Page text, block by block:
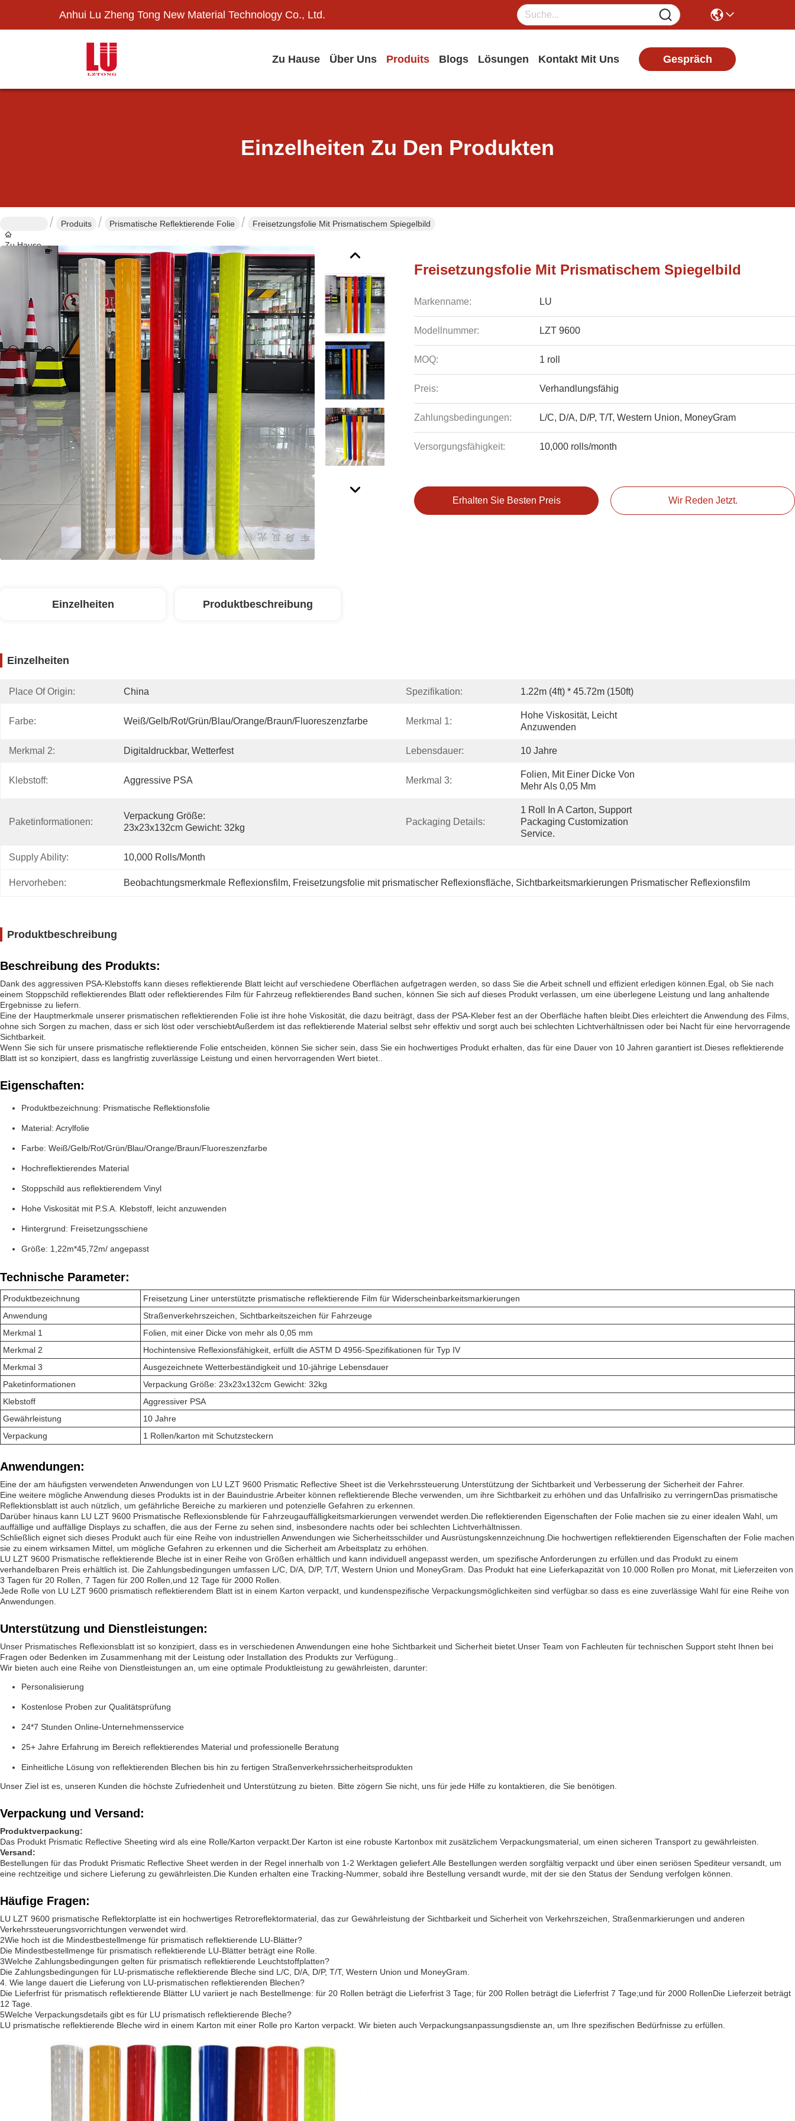
Anhui Lu Zheng Tong New Material Technology Co., Ltd.
Zu Hause Über Uns Produits Blogs Lösungen Kontakt Mit Uns Gespräch
Einzelheiten Zu Den Produkten
Zu Hause
Produits Prismatische Reflektierende Folie Freisetzungsfolie Mit Prismatischem Spiegelbild
Freisetzungsfolie Mit Prismatischem Spiegelbild
Markenname: LU
Modellnummer: LZT 9600
MOQ: 1 roll
Preis: Verhandlungsfähig
Zahlungsbedingungen: L/C, D/A, D/P, T/T, Western Union, MoneyGram
Versorgungsfähigkeit: 10,000 rolls/month
Erhalten Sie Besten Preis Wir Reden Jetzt.
Einzelheiten Produktbeschreibung
Einzelheiten
Place Of Origin: China Spezifikation: 1.22m (4ft) * 45.72m (150ft)
Farbe: Weiß/Gelb/Rot/Grün/Blau/Orange/Braun/Fluoreszenzfarbe Merkmal 1:
Hohe Viskosität, Leicht
Anzuwenden
Merkmal 2: Digitaldruckbar, Wetterfest Lebensdauer: 10 Jahre
Klebstoff: Aggressive PSA Merkmal 3:
Folien, Mit Einer Dicke Von
Mehr Als 0,05 Mm
Paketinformationen:
Verpackung Größe:
23x23x132cm Gewicht: 32kg
Packaging Details:
1 Roll In A Carton, Support
Packaging Customization
Service.
Supply Ability: 10,000 Rolls/month
Hervorheben: Beobachtungsmerkmale Reflexionsfilm, Freisetzungsfolie mit prismatischer Reflexionsfläche, Sichtbarkeitsmarkierungen Prismatischer Reflexionsfilm
Produktbeschreibung
Beschreibung des Produkts:
Dank des aggressiven PSA-Klebstoffs kann dieses reflektierende Blatt leicht auf verschiedene Oberflächen aufgetragen werden, so dass Sie die Arbeit schnell und effizient erledigen können.Egal, ob Sie nach
einem Stoppschild reflektierendes Blatt oder reflektierendes Film für Fahrzeug reflektierendes Band suchen, können Sie sich auf dieses Produkt verlassen, um eine überlegene Leistung und lang anhaltende
Ergebnisse zu liefern.
Eine der Hauptmerkmale unserer prismatischen reflektierenden Folie ist ihre hohe Viskosität, die dazu beiträgt, dass der PSA-Kleber fest an der Oberfläche haften bleibt.Dies erleichtert die Anwendung des Films,
ohne sich Sorgen zu machen, dass er sich löst oder verschiebtAußerdem ist das reflektierende Material selbst sehr effektiv und sorgt auch bei schlechten Lichtverhältnissen oder bei Nacht für eine hervorragende
Sichtbarkeit.
Wenn Sie sich für unsere prismatische reflektierende Folie entscheiden, können Sie sicher sein, dass Sie ein hochwertiges Produkt erhalten, das für eine Dauer von 10 Jahren garantiert ist.Dieses reflektierende
Blatt ist so konzipiert, dass es langfristig zuverlässige Leistung und einen hervorragenden Wert bietet..
Eigenschaften:
Produktbezeichnung: Prismatische Reflektionsfolie
Material: Acrylfolie
Farbe: Weiß/Gelb/Rot/Grün/Blau/Orange/Braun/Fluoreszenzfarbe
Hochreflektierendes Material
Stoppschild aus reflektierendem Vinyl
Hohe Viskosität mit P.S.A. Klebstoff, leicht anzuwenden
Hintergrund: Freisetzungsschiene
Größe: 1,22m*45,72m/ angepasst
Technische Parameter:
Produktbezeichnung
Freisetzung Liner unterstützte prismatische reflektierende Film für Widerscheinbarkeitsmarkierungen
Anwendung
Straßenverkehrszeichen, Sichtbarkeitszeichen für Fahrzeuge
Merkmal 1
Folien, mit einer Dicke von mehr als 0,05 mm
Merkmal 2
Hochintensive Reflexionsfähigkeit, erfüllt die ASTM D 4956-Spezifikationen für Typ IV
Merkmal 3
Ausgezeichnete Wetterbeständigkeit und 10-jährige Lebensdauer
Paketinformationen
Verpackung Größe: 23x23x132cm Gewicht: 32kg
Klebstoff
Aggressiver PSA
Gewährleistung
10 Jahre
Verpackung
1 Rollen/karton mit Schutzsteckern
Anwendungen:
Eine der am häufigsten verwendeten Anwendungen von LU LZT 9600 Prismatic Reflective Sheet ist die Verkehrssteuerung.Unterstützung der Sichtbarkeit und Verbesserung der Sicherheit der Fahrer.
Eine weitere mögliche Anwendung dieses Produkts ist in der Bauindustrie.Arbeiter können reflektierende Bleche verwenden, um ihre Sichtbarkeit zu erhöhen und das Unfallrisiko zu verringernDas prismatische
Reflektionsblatt ist auch nützlich, um gefährliche Bereiche zu markieren und potenzielle Gefahren zu erkennen.
Darüber hinaus kann LU LZT 9600 Prismatische Reflexionsblende für Fahrzeugauffälligkeitsmarkierungen verwendet werden.Die reflektierenden Eigenschaften der Folie machen sie zu einer idealen Wahl, um
auffällige und auffällige Displays zu schaffen, die aus der Ferne zu sehen sind, insbesondere nachts oder bei schlechten Lichtverhältnissen.
Schließlich eignet sich dieses Produkt auch für eine Reihe von industriellen Anwendungen wie Sicherheitsschilder und Ausrüstungskennzeichnung.Die hochwertigen reflektierenden Eigenschaften der Folie machen
sie zu einem wirksamen Mittel, um mögliche Gefahren zu erkennen und die Sicherheit am Arbeitsplatz zu erhöhen.
LU LZT 9600 Prismatische reflektierende Bleche ist in einer Reihe von Größen erhältlich und kann individuell angepasst werden, um spezifische Anforderungen zu erfüllen.und das Produkt zu einem
verhandelbaren Preis erhältlich ist. Die Zahlungsbedingungen umfassen L/C, D/A, D/P, T/T, Western Union und MoneyGram. Das Produkt hat eine Lieferkapazität von 10.000 Rollen pro Monat, mit Lieferzeiten von
3 Tagen für 20 Rollen, 7 Tagen für 200 Rollen,und 12 Tage für 2000 Rollen.
Jede Rolle von LU LZT 9600 prismatisch reflektierendem Blatt ist in einem Karton verpackt, und kundenspezifische Verpackungsmöglichkeiten sind verfügbar.so dass es eine zuverlässige Wahl für eine Reihe von
Anwendungen.
Unterstützung und Dienstleistungen:
Unser Prismatisches Reflexionsblatt ist so konzipiert, dass es in verschiedenen Anwendungen eine hohe Sichtbarkeit und Sicherheit bietet.Unser Team von Fachleuten für technischen Support steht Ihnen bei
Fragen oder Bedenken im Zusammenhang mit der Leistung oder Installation des Produkts zur Verfügung..
Wir bieten auch eine Reihe von Dienstleistungen an, um eine optimale Produktleistung zu gewährleisten, darunter:
Personalisierung
Kostenlose Proben zur Qualitätsprüfung
24*7 Stunden Online-Unternehmensservice
25+ Jahre Erfahrung im Bereich reflektierendes Material und professionelle Beratung
Einheitliche Lösung von reflektierenden Blechen bis hin zu fertigen Straßenverkehrssicherheitsprodukten
Unser Ziel ist es, unseren Kunden die höchste Zufriedenheit und Unterstützung zu bieten. Bitte zögern Sie nicht, uns für jede Hilfe zu kontaktieren, die Sie benötigen.
Verpackung und Versand:
Produktverpackung:
Das Produkt Prismatic Reflective Sheeting wird als eine Rolle/Karton verpackt.Der Karton ist eine robuste Kartonbox mit zusätzlichem Verpackungsmaterial, um einen sicheren Transport zu gewährleisten.
Versand:
Bestellungen für das Produkt Prismatic Reflective Sheet werden in der Regel innerhalb von 1-2 Werktagen geliefert.Alle Bestellungen werden sorgfältig verpackt und über einen seriösen Spediteur versandt, um
eine rechtzeitige und sichere Lieferung zu gewährleisten.Die Kunden erhalten eine Tracking-Nummer, sobald ihre Bestellung versandt wurde, mit der sie den Status der Sendung verfolgen können.
Häufige Fragen:
LU LZT 9600 prismatische Reflektorplatte ist ein hochwertiges Retroreflektormaterial, das zur Gewährleistung der Sichtbarkeit und Sicherheit von Verkehrszeichen, Straßenmarkierungen und anderen
Verkehrssteuerungsvorrichtungen verwendet wird.
2Wie hoch ist die Mindestbestellmenge für prismatisch reflektierende LU-Blätter?
Die Mindestbestellmenge für prismatisch reflektierende LU-Blätter beträgt eine Rolle.
3Welche Zahlungsbedingungen gelten für prismatisch reflektierende Leuchtstoffplatten?
Die Zahlungsbedingungen für LU-prismatische reflektierende Bleche sind L/C, D/A, D/P, T/T, Western Union und MoneyGram.
4. Wie lange dauert die Lieferung von LU-prismatischen reflektierenden Blechen?
Die Lieferfrist für prismatisch reflektierende Blätter LU variiert je nach Bestellmenge: für 20 Rollen beträgt die Lieferfrist 3 Tage; für 200 Rollen beträgt die Lieferfrist 7 Tage;und für 2000 RollenDie Lieferzeit beträgt
12 Tage.
5Welche Verpackungsdetails gibt es für LU prismatisch reflektierende Bleche?
LU prismatische reflektierende Bleche wird in einem Karton mit einer Rolle pro Karton verpackt. Wir bieten auch Verpackungsanpassungsdienste an, um Ihre spezifischen Bedürfnisse zu erfüllen.